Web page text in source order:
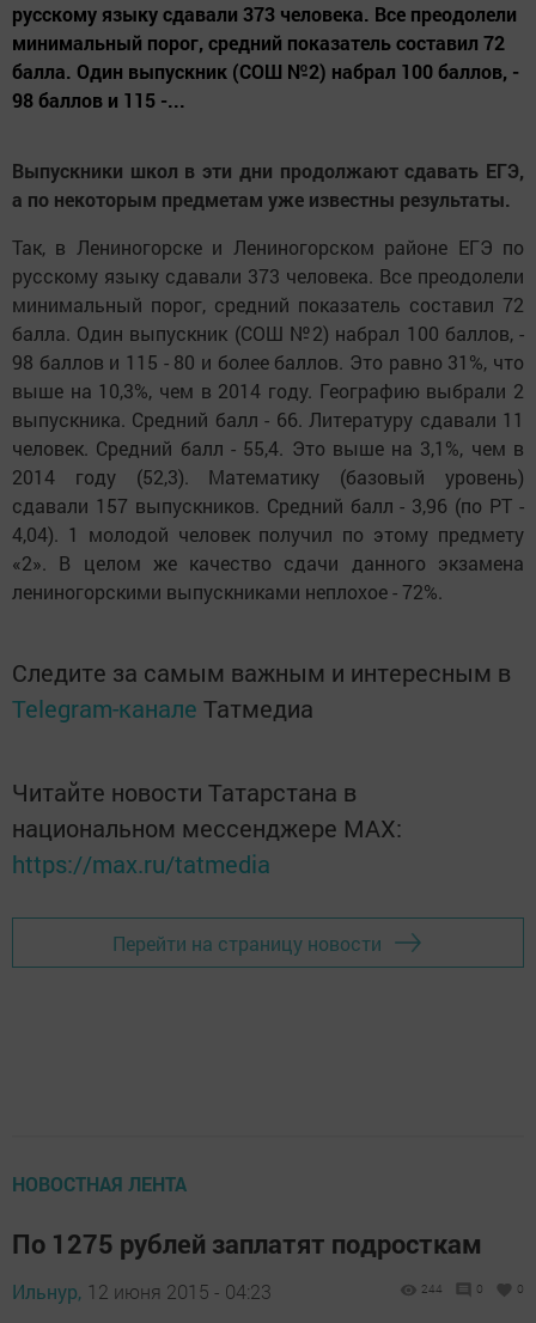
русскому языку сдавали 373 человека. Все преодолели
минимальный порог, средний показатель составил 72
балла. Один выпускник (СОШ №2) набрал 100 баллов, -
98 баллов и 115 -...
Выпускники школ в эти дни продолжают сдавать ЕГЭ,
а по некоторым предметам уже известны результаты.
Так, в Лениногорске и Лениногорском районе ЕГЭ по
русскому языку сдавали 373 человека. Все преодолели
минимальный порог, средний показатель составил 72
балла. Один выпускник (СОШ №2) набрал 100 баллов, -
98 баллов и 115 - 80 и более баллов. Это равно 31%, что
выше на 10,3%, чем в 2014 году. Географию выбрали 2
выпускника. Средний балл - 66. Литературу сдавали 11
человек. Средний балл - 55,4. Это выше на 3,1%, чем в
2014 году (52,3). Математику (базовый уровень)
сдавали 157 выпускников. Средний балл - 3,96 (по РТ -
4,04). 1 молодой человек получил по этому предмету
«2». В целом же качество сдачи данного экзамена
лениногорскими выпускниками неплохое - 72%.
Следите за самым важным и интересным в
Telegram-канале Татмедиа
Читайте новости Татарстана в
национальном мессенджере MАХ:
https://max.ru/tatmedia
Перейти на страницу новости
НОВОСТНАЯ ЛЕНТА
По 1275 рублей заплатят подросткам
Ильнур, 12 июня 2015 - 04:23 244 0 0